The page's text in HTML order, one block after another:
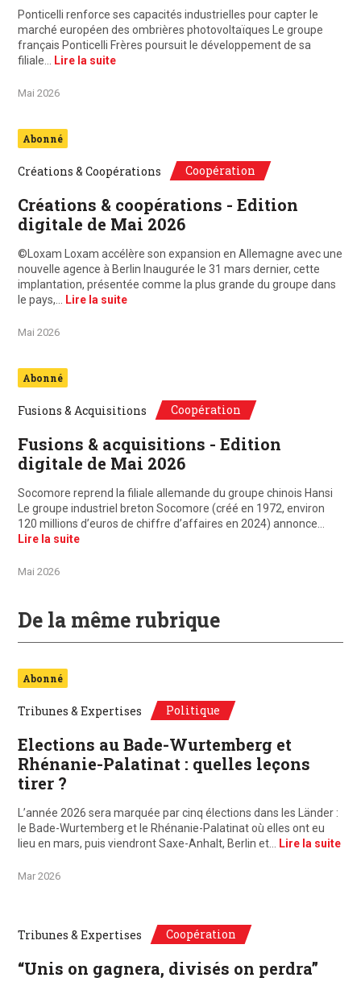
Ponticelli renforce ses capacités industrielles pour capter le
marché européen des ombrières photovoltaïques Le groupe
français Ponticelli Frères poursuit le développement de sa
filiale…
Lire la suite
Mai 2026
Abonné
Créations & Coopérations Coopération
Créations & coopérations - Edition
digitale de Mai 2026
©Loxam Loxam accélère son expansion en Allemagne avec une
nouvelle agence à Berlin Inaugurée le 31 mars dernier, cette
implantation, présentée comme la plus grande du groupe dans
le pays,…
Lire la suite
Mai 2026
Abonné
Fusions & Acquisitions Coopération
Fusions & acquisitions - Edition
digitale de Mai 2026
Socomore reprend la filiale allemande du groupe chinois Hansi
Le groupe industriel breton Socomore (créé en 1972, environ
120 millions d’euros de chiffre d’affaires en 2024) annonce…
Lire la suite
Mai 2026
De la même rubrique
Abonné
Tribunes & Expertises Politique
Elections au Bade-Wurtemberg et
Rhénanie-Palatinat : quelles leçons
tirer ?
L’année 2026 sera marquée par cinq élections dans les Länder :
le Bade-Wurtemberg et le Rhénanie-Palatinat où elles ont eu
lieu en mars, puis viendront Saxe-Anhalt, Berlin et…
Lire la suite
Mar 2026
Tribunes & Expertises Coopération
“Unis on gagnera, divisés on perdra”